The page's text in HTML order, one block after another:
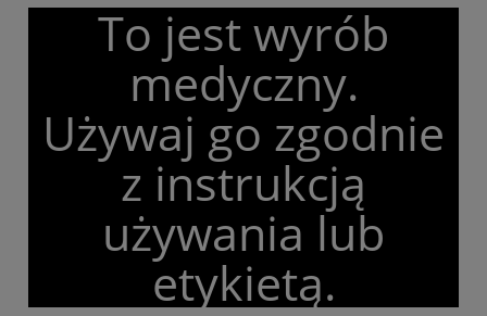
To jest wyrób
medyczny.
Używaj go zgodnie
z instrukcją
używania lub
etykietą.